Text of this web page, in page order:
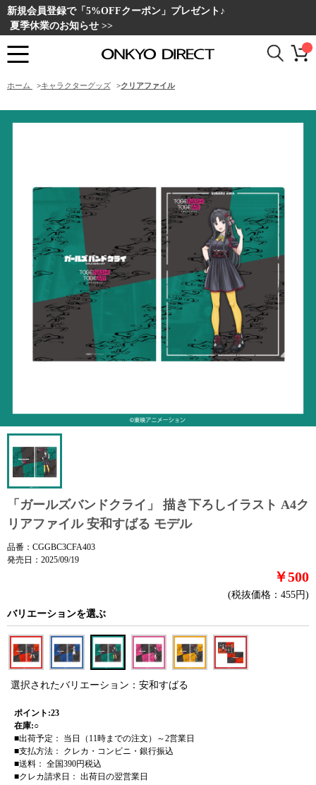
新規会員登録で「5%OFFクーポン」プレゼント♪
夏季休業のお知らせ >>
ホーム >キャラクターグッズ >クリアファイル
「ガールズバンドクライ」 描き下ろしイラスト A4ク
リアファイル 安和すばる モデル
品番：CGGBC3CFA403
発売日：2025/09/19
￥500
(税抜価格：455円)
バリエーションを選ぶ
選択されたバリエーション：安和すばる
ポイント:23
在庫:○
■出荷予定： 当日（11時までの注文）～2営業日
■支払方法： クレカ・コンビニ・銀行振込
■送料： 全国390円税込
■クレカ請求日： 出荷日の翌営業日